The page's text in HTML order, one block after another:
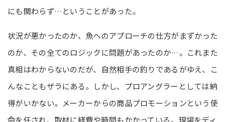
にも関わらず…ということがあった。
状況が悪かったのか、魚へのアプローチの仕方がまずかった
のか、その全てのロジックに問題があったのか…。これまた
真相はわからないのだが、自然相手の釣りであるがゆえ、こ
んなこともザラにある。しかし、プロアングラーとしては納
得がいかない。メーカーからの商品プロモーションという使
命を任され、取材に経費や時間もかかっている。現場をディ